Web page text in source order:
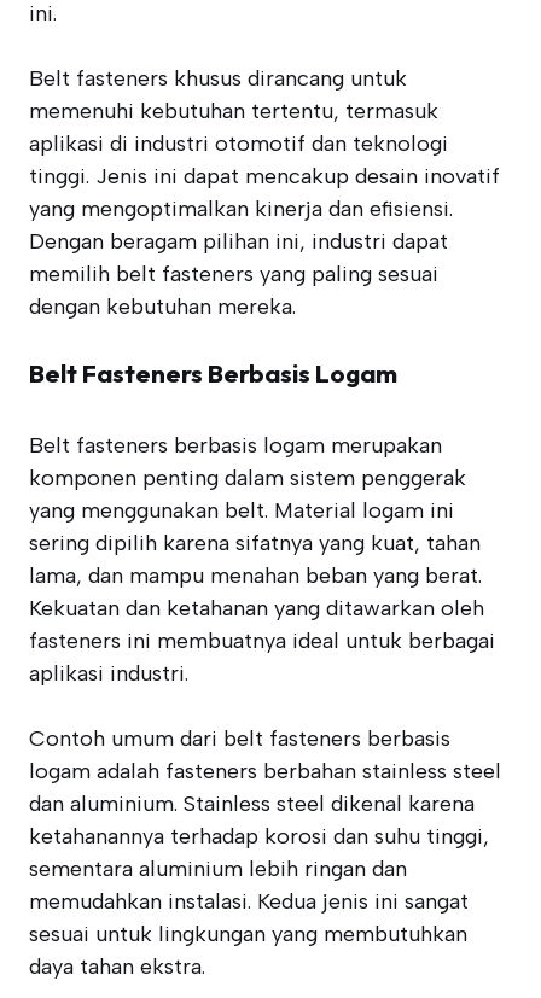
ini.
Belt fasteners khusus dirancang untuk
memenuhi kebutuhan tertentu, termasuk
aplikasi di industri otomotif dan teknologi
tinggi. Jenis ini dapat mencakup desain inovatif
yang mengoptimalkan kinerja dan efisiensi.
Dengan beragam pilihan ini, industri dapat
memilih belt fasteners yang paling sesuai
dengan kebutuhan mereka.
Belt Fasteners Berbasis Logam
Belt fasteners berbasis logam merupakan
komponen penting dalam sistem penggerak
yang menggunakan belt. Material logam ini
sering dipilih karena sifatnya yang kuat, tahan
lama, dan mampu menahan beban yang berat.
Kekuatan dan ketahanan yang ditawarkan oleh
fasteners ini membuatnya ideal untuk berbagai
aplikasi industri.
Contoh umum dari belt fasteners berbasis
logam adalah fasteners berbahan stainless steel
dan aluminium. Stainless steel dikenal karena
ketahanannya terhadap korosi dan suhu tinggi,
sementara aluminium lebih ringan dan
memudahkan instalasi. Kedua jenis ini sangat
sesuai untuk lingkungan yang membutuhkan
daya tahan ekstra.